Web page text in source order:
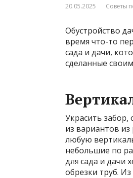
20.05.2025 Советы
Обустройство
время что-то
сада и дачи,
сделанные
Украсить забор,
из вариантов
любую
небольшие по
для сада и дачи
обрезки труб.